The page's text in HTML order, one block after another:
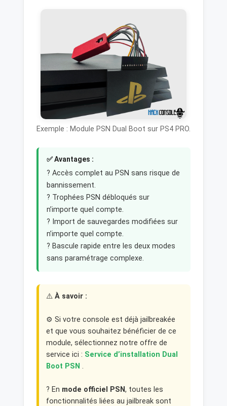
Exemple : Module PSN Dual Boot sur PS4 PRO.
✅ Avantages :
? Accès complet au PSN sans risque de
bannissement.
? Trophées PSN débloqués sur
n’importe quel compte.
? Import de sauvegardes modifiées sur
n’importe quel compte.
? Bascule rapide entre les deux modes
sans paramétrage complexe.
⚠️ À savoir :
⚙️ Si votre console est déjà jailbreakée
et que vous souhaitez bénéficier de ce
module, sélectionnez notre offre de
service ici : Service d’installation Dual
Boot PSN .
? En mode officiel PSN, toutes les
fonctionnalités liées au jailbreak sont